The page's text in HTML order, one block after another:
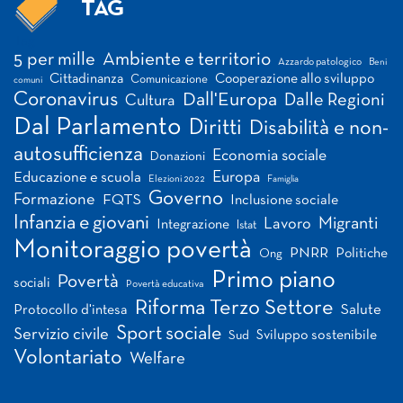
TAG
5 per mille Ambiente e territorio Azzardo patologico Beni
comuni Cittadinanza Comunicazione Cooperazione allo sviluppo
Coronavirus Cultura Dall'Europa Dalle Regioni
Dal Parlamento Diritti Disabilità e non-
autosufficienza
Donazioni Economia sociale
Educazione e scuola Elezioni 2022 Europa Famiglia
Formazione FQTS Governo Inclusione sociale
Infanzia e giovani Integrazione Istat Lavoro Migranti
Monitoraggio povertà Ong PNRR Politiche
sociali Povertà Povertà educativa Primo piano
Protocollo d'intesa Riforma Terzo Settore Salute
Servizio civile Sport sociale Sud Sviluppo sostenibile
Volontariato Welfare